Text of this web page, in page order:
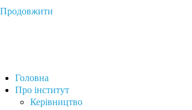
Продовжити
Головна
Про інститут
Керівництво